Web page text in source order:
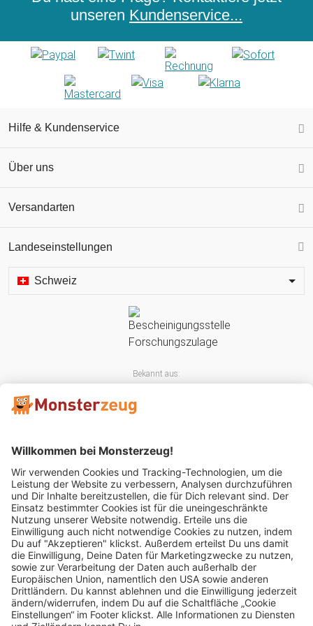
unseren Kundenservice...
Hilfe & Kundenservice
Über uns
Versandarten
Landeseinstellungen
Schweiz
Bekannt aus:
Mitglied im: